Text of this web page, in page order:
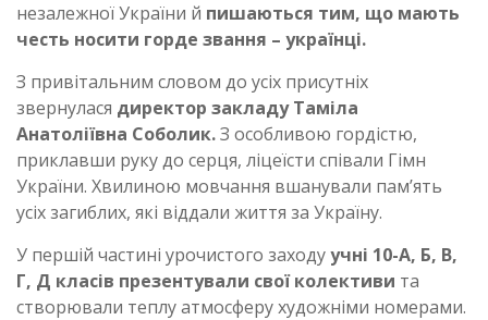
незалежної України й пишаються тим, що мають
честь носити горде звання – українці.
З привітальним словом до усіх присутніх
звернулася директор закладу Таміла
Анатоліївна Соболик.З особливою гордістю,
приклавши руку до серця, ліцеїсти співали Гімн
України. Хвилиною мовчання вшанували пам’ять
усіх загиблих, які віддали життя за Україну.
У першій частині урочистого заходуучні 10-А, Б, В,
Г, Д класів презентували свої колективи та
створювали теплу атмосферу художніми номерами.